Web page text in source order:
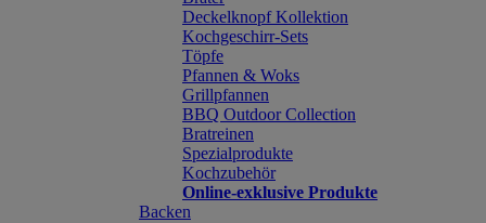
Deckelknopf Kollektion
Kochgeschirr-Sets
Töpfe
Pfannen & Woks
Grillpfannen
BBQ Outdoor Collection
Bratreinen
Spezialprodukte
Kochzubehör
Online-exklusive Produkte
Backen